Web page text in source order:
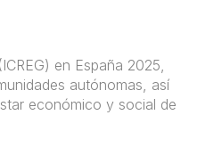
en España 2025,
autónomas, así
económico y social de